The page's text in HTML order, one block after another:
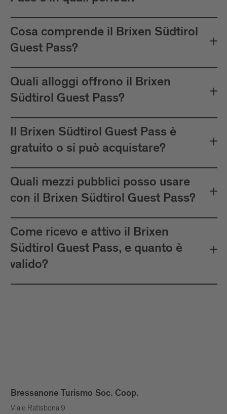
mezzi pubblici.
Cosa comprende il Brixen Südtirol
Guest Pass?
Quali alloggi offrono il Brixen
Südtirol Guest Pass?
Il Brixen Südtirol Guest Pass è
gratuito o si può acquistare?
Quali mezzi pubblici posso usare
con il Brixen Südtirol Guest Pass?
Come ricevo e attivo il Brixen
Südtirol Guest Pass, e quanto è
valido?
Bressanone Turismo Soc. Coop.
Viale Ratisbona 9